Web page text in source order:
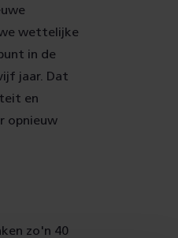
wettelijke
in de
jaar. Dat
en
opnieuw
zo'n 40